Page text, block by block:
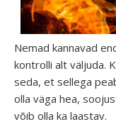
Nemad kannavad
kontrolli alt väljuda.
seda, et sellega
olla väga hea,
võib olla ka laastav.